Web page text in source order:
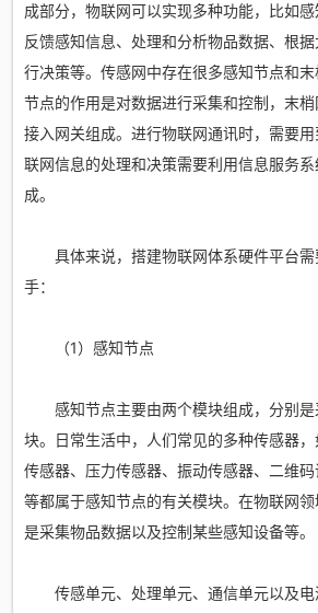
成部分，物联网可以实现多种功能，比如
反馈感知信息、处理和分析物品数据、根
行决策等。传感网中存在很多感知节点和
节点的作用是对数据进行采集和控制，末
接入网关组成。进行物联网通讯时，需要
联网信息的处理和决策需要利用信息服务
成。
具体来说，搭建物联网体系硬件平台需
手：
（1）感知节点
感知节点主要由两个模块组成，分别是
块。日常生活中，人们常见的多种传感器
传感器、压力传感器、振动传感器、二维
等都属于感知节点的有关模块。在物联网
是采集物品数据以及控制某些感知设备等。
传感单元、处理单元、通信单元以及电